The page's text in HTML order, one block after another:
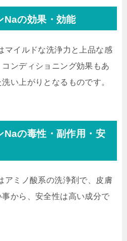
Naの効果・効能
マイルドな洗浄力と上品な感
ンディショニング効果もあ
い上がりとなるものです。
Naの毒性・副作用・安
アミノ酸系の洗浄剤で、皮膚
から、安全性は高い成分で